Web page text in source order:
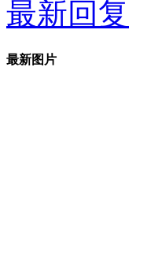
最新回复
最新图片